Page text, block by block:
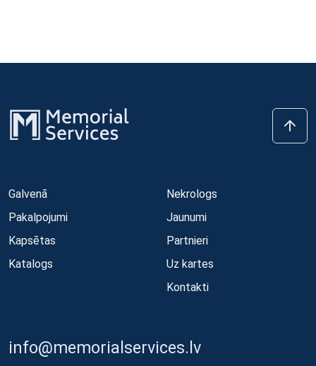
Galvenā
Pakalpojumi
Kapsētas
Katalogs
Nekrologs
Jaunumi
Partnieri
Uz kartes
Kontakti
info@memorialservices.lv